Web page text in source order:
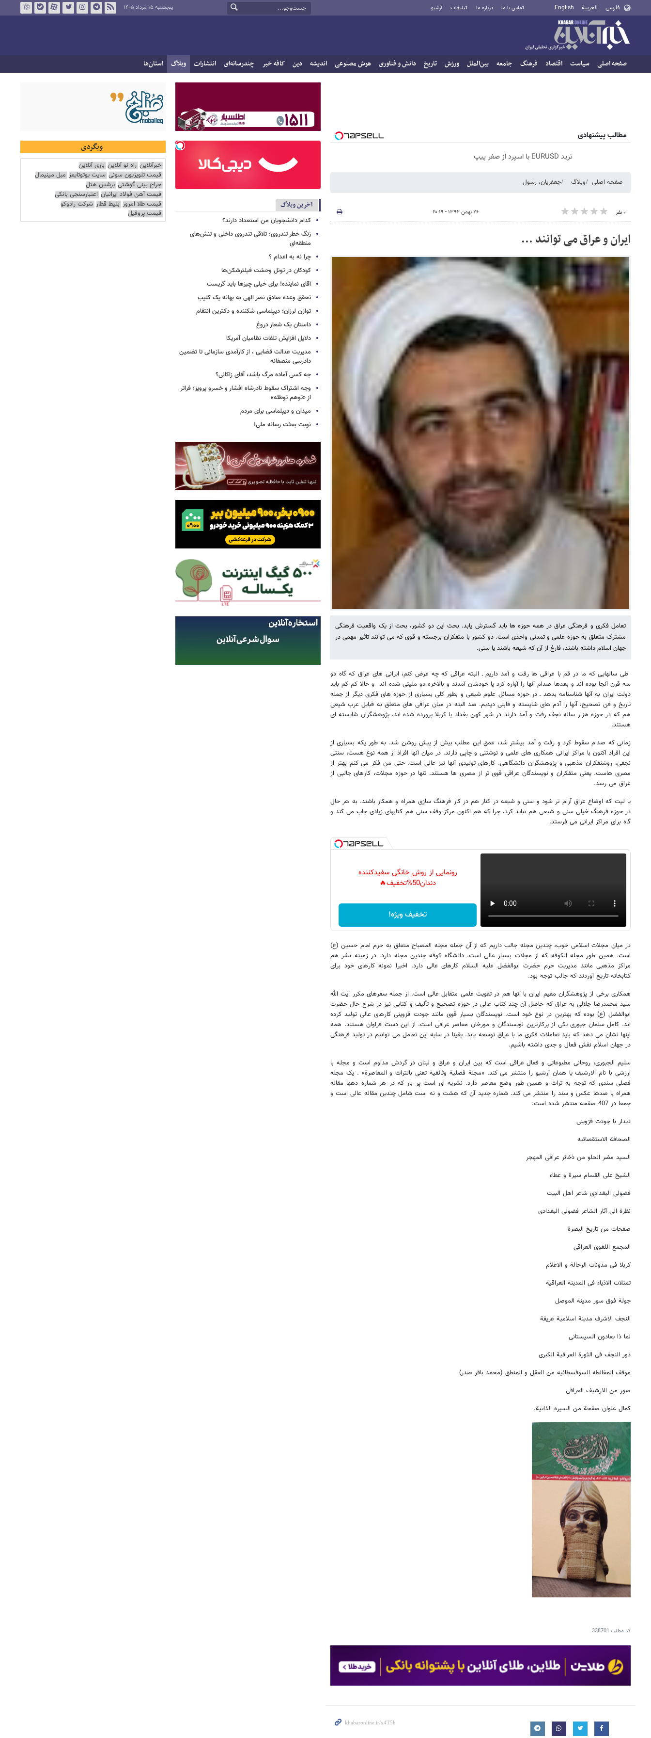
فارسی العربية English تماس با ما درباره ما تبلیغات آرشیو پنجشنبه ۱۵ مرداد ۱۴۰۵
صفحه اصلی سیاست اقتصاد فرهنگ جامعه بین‌الملل ورزش تاریخ دانش و فناوری هوش مصنوعی اندیشه دین کافه خبر چندرسانه‌ای انتشارات وبلاگ استان‌ها
مطالب پیشنهادی
ترید EURUSD با اسپرد از صفر پیپ
صفحه اصلی وبلاگ جعفریان، رسول
۰ نفر ۲۶ بهمن ۱۳۹۲ - ۲۰:۱۹
ایران و عراق می توانند ...
تعامل فکری و فرهنگی عراق در همه حوزه ها باید گسترش یابد. بحث این دو کشور، بحث از یک واقعیت فرهنگی
مشترک متعلق به حوزه علمی و تمدنی واحدی است. دو کشور با متفکران برجسته و قوی که می توانند تاثیر مهمی در
جهان اسلام داشته باشند، فارغ از آن که شیعه باشند یا سنی.
طی سالهایی که ما در قم با عراقی ها رفت و آمد داریم ـ البته عراقی که چه عرض کنم، ایرانی های عراق که گاه دو
سه قرن آنجا بوده اند و بعدها صدام آنها را آواره کرد یا خودشان آمدند و بالاخره دو ملیتی شده اند و حالا کم کم باید
دولت ایران به آنها شناسنامه بدهد ـ در حوزه مسائل علوم شیعی و بطور کلی بسیاری از حوزه های فکری دیگر از جمله
تاریخ و فن تصحیح، آنها را آدم های شایسته و قابلی دیدیم. صد البته در میان عراقی های متعلق به قبایل عرب شیعی
هم که در حوزه هزار ساله نجف رفت و آمد دارند در شهر کهن بغداد یا کربلا پرورده شده اند، پژوهشگران شایسته ای
هستند.
زمانی که صدام سقوط کرد و رفت و آمد بیشتر شد، عمق این مطلب بیش از پیش روشن شد. به طور یکه بسیاری از
این افراد اکنون با مراکز ایرانی همکاری های علمی و نوشتنی و چاپی دارند. در میان آنها افراد از همه نوع هست، سنتی
نجفی، روشنفکران مذهبی و پژوهشگران دانشگاهی. کارهای تولیدی آنها نیز عالی است. حتی من فکر می کنم بهتر از
مصری هاست. یعنی متفکران و نویسندگان عراقی قوی تر از مصری ها هستند. تنها در حوزه مجلات، کارهای جالبی از
عراق می رسد.
یا لیت که اوضاع عراق آرام تر شود و سنی و شیعه در کنار هم در کار فرهنگ سازی همراه و همکار باشند. به هر حال
در حوزه فرهنگ خیلی سنی و شیعی هم نباید کرد، چرا که هم اکنون مرکز وقف سنی هم کتابهای زیادی چاپ می کند و
گاه برای مراکز ایرانی می فرستد.
رونمایی از روش خانگی سفیدکننده
دندان50%تخفیف🔥
تخفیف ویژه!
در میان مجلات اسلامی خوب، چندین مجله جالب داریم که از آن جمله مجله المصباح متعلق به حرم امام حسین (ع)
است. همین طور مجله الکوفه که از مجلات بسیار عالی است. دانشگاه کوفه چندین مجله دارد. در زمینه نشر هم
مراکز مذهبی مانند مدیریت حرم حضرت ابوالفضل علیه السلام کارهای عالی دارد. اخیرا نمونه کارهای خود برای
کتابخانه تاریخ آوردند که جالب توجه بود.
همکاری برخی از پژوهشگران مقیم ایران با آنها هم در تقویت علمی متقابل عالی است. از جمله سفرهای مکرر آیت الله
سید محمدرضا جلالی به عراق که حاصل آن چند کتاب عالی در حوزه تصحیح و تألیف و کتابی نیز در شرح حال حضرت
ابوالفضل (ع) بوده که بهترین در نوع خود است. نویسندگان بسیار قوی مانند جودت قزوینی کارهای عالی تولید کرده
اند. کامل سلمان جبوری یکی از پرکارترین نویسندگان و مورخان معاصر عراقی است. از این دست فراوان هستند. همه
اینها نشان می دهد که باید تعاملات فکری ما با عراق توسعه یابد. یقینا در سایه این تعامل می توانیم در تولید فرهنگی
در جهان اسلام نقش فعال و جدی داشته باشیم.
سلیم الجبوری، روحانی مطبوعاتی و فعال عراقی است که بین ایران و عراق و لبنان در گردش مداوم است و مجله با
ارزشی با نام الارشیف یا همان آرشیو را منتشر می کند. «مجلة فصلیة وثائقیة تعنی بالتراث و المعاصرة» . یک مجله
فصلی سندی که توجه به تراث و همین طور وضع معاصر دارد. نشریه ای است پر بار که در هر شماره دهها مقاله
همراه با صدها عکس و سند را منتشر می کند. شماره جدید آن که هشت و نه است شامل چندین مقاله عالی است و
جمعا در 407 صفحه منتشر شده است:
دیدار با جودت قزوینی
الصحافة الاستقصائیه
السید مضر الحلو من ذخائر عراقی المهجر
الشیخ علی القسام سیرة و عطاء
فضولی البغدادی شاعر اهل البیت
نظرة الی آثار الشاعر فضولی البغدادی
صفحات من تاریخ البصرة
المجمع اللغوی العراقی
کربلا فی مدونات الرحالة و الاعلام
تمثلات الاذیاء فی المدینة العراقیة
جولة فوق سور مدینة الموصل
النجف الاشرف مدینة اسلامیة عریقة
لما ذا یعادون السیستانی
دور النجف فی الثورة العراقیة الکبری
موقف المغالطه السوفسطائیه من العقل و المنطق (محمد باقر صدر)
صور من الارشیف العراقی
کمال علوان صفحة من السیره الذاتیة.
کد مطلب 338701
آخرین وبلاگ
کدام دانشجویان من استعداد دارند؟
زنگ خطر تندروی؛ تلاقی تندروی داخلی و تنش‌های
منطقه‌ای
چرا نه به اعدام ؟
کودکان در تونل وحشت فیلترشکن‌ها
آقای نماینده! برای خیلی چیزها باید گریست
تحقق وعده صادق نصر الهی به بهانه یک کلیپ
توازن لرزان؛ دیپلماسی شکننده و دکترین انتقام
داستان یک شعار دروغ
دلایل افزایش تلفات نظامیان آمریکا
مدیریت عدالت قضایی ، از کارآمدی سازمانی تا تضمین
دادرسی منصفانه
چه کسی آماده مرگ باشد، آقای زاکانی؟
وجه اشتراک سقوط نادرشاه افشار و خسرو پرویز؛ فراتر
از «توهم توطئه»
میدان و دیپلماسی برای مردم
نوبت بعثت رسانه ملی!
وبگردی
خبرآنلاین راه نو آنلاین بازی آنلاین
قیمت تلویزیون سونی سایت یوتوتایمز مبل مینیمال
جراح بینی گوشتی پرشین هتل
قیمت آهن فولاد ایرانیان اعتبارسنجی بانکی
قیمت طلا امروز بلیط قطار شرکت رادوکو
قیمت پروفیل